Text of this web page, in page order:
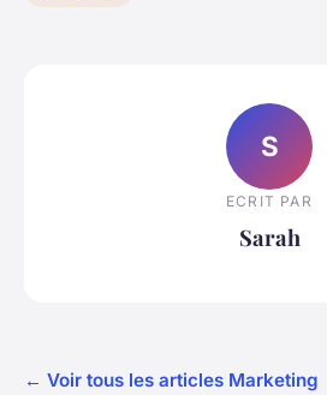
S
ECRIT PAR
Sarah
← Voir tous les articles Marketing